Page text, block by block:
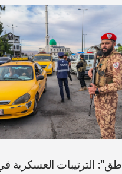
الترتيبات العسكرية